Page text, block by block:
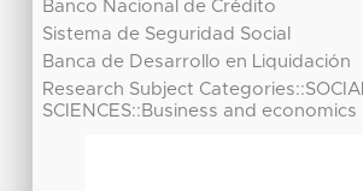
Banco Nacional de Crédito
Sistema de Seguridad Social
Banca de Desarrollo en Liquidación
Research Subject Categories::SOCIAL
SCIENCES::Business and economics